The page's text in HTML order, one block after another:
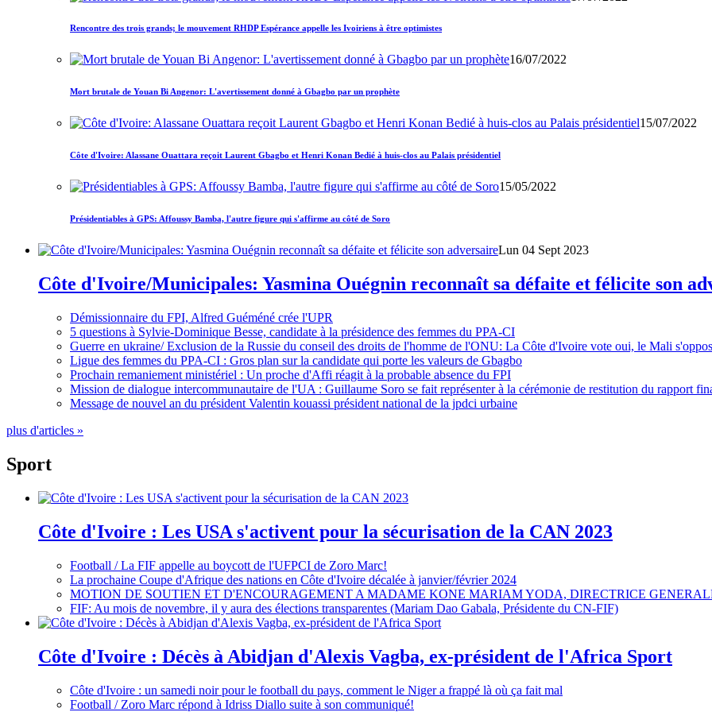
Rencontre des trois grands; le mouvement RHDP Espérance appelle les Ivoiriens à être optimistes
16/07/2022
Mort brutale de Youan Bi Angenor: L'avertissement donné à Gbagbo par un prophète
15/07/2022
Côte d'Ivoire: Alassane Ouattara reçoit Laurent Gbagbo et Henri Konan Bedié à huis-clos au Palais présidentiel
15/05/2022
Présidentiables à GPS: Affoussy Bamba, l'autre figure qui s'affirme au côté de Soro
Lun 04 Sept 2023
Côte d'Ivoire/Municipales: Yasmina Ouégnin reconnaît sa défaite et félicite son
Démissionnaire du FPI, Alfred Guéméné crée l'UPR
5 questions à Sylvie-Dominique Besse, candidate à la présidence des femmes du PPA-CI
Guerre en ukraine/ Exclusion de la Russie du conseil des droits de l'homme de l'ONU: La Côte d'Ivoire vote oui, le Mali
Ligue des femmes du PPA-CI : Gros plan sur la candidate qui porte les valeurs de Gbagbo
Prochain remaniement ministériel : Un proche d'Affi réagit à la probable absence du FPI
Mission de dialogue intercommunautaire de l'UA : Guillaume Soro se fait représenter à la cérémonie de restitution du rapport
Message de nouvel an du président Valentin kouassi président national de la jpdci urbaine
plus d'articles »
Sport
Côte d'Ivoire : Les USA s'activent pour la sécurisation de la CAN 2023
Football / La FIF appelle au boycott de l'UFPCI de Zoro Marc!
La prochaine Coupe d'Afrique des nations en Côte d'Ivoire décalée à janvier/février 2024
MOTION DE SOUTIEN ET D'ENCOURAGEMENT A MADAME KONE MARIAM YODA, DIRECTRICE
FIF: Au mois de novembre, il y aura des élections transparentes (Mariam Dao Gabala, Présidente du CN-FIF)
Côte d'Ivoire : Décès à Abidjan d'Alexis Vagba, ex-président de l'Africa Sport
Côte d'Ivoire : un samedi noir pour le football du pays, comment le Niger a frappé là où ça fait mal
Football / Zoro Marc répond à Idriss Diallo suite à son communiqué!